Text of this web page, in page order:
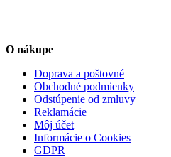
O nákupe
Doprava a poštovné
Obchodné podmienky
Odstúpenie od zmluvy
Reklamácie
Môj účet
Informácie o Cookies
GDPR